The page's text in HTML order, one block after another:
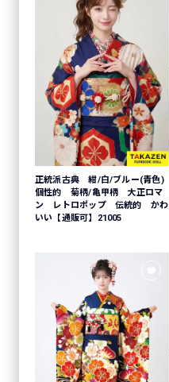
正統派古典 紺/白/ブルー(青色)
個性的 菊柄/亀甲柄 大正ロマ
ン レトロポップ 伝統的 かわ
いい【通販可】21005